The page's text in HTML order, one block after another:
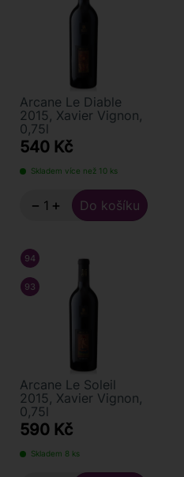
Arcane Le Diable
2015, Xavier Vignon,
0,75l
540 Kč
Skladem více než 10 ks
− +
94 ROBERT PARKER
93 JAMES SUCKLING
Arcane Le Soleil
2015, Xavier Vignon,
0,75l
590 Kč
Skladem 8 ks